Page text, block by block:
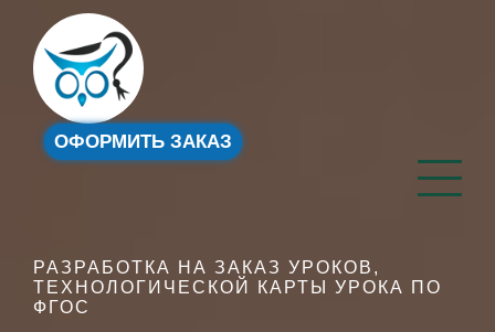
ОФОРМИТЬ ЗАКАЗ
РАЗРАБОТКА НА ЗАКАЗ УРОКОВ,
ТЕХНОЛОГИЧЕСКОЙ КАРТЫ УРОКА ПО
ФГОС